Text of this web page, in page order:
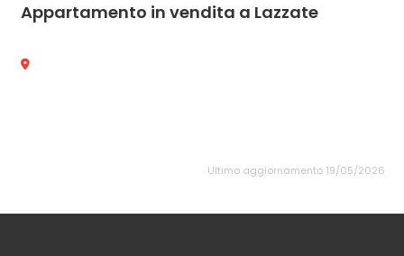
Appartamento in vendita a Lazzate
Ultimo aggiornamento 19/05/2026